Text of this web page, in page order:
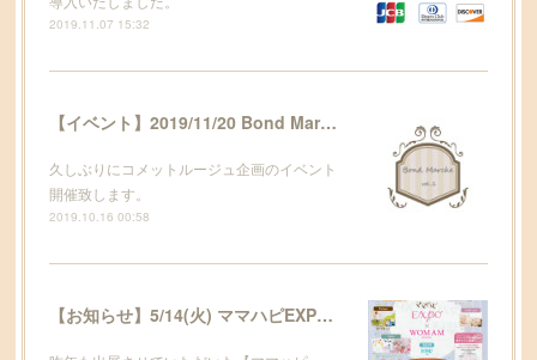
2019.11.07 15:32
【イベント】2019/11/20 Bond Marche vol.1
久しぶりにコメットルージュ企画のイベント
開催致します。
2019.10.16 00:58
【お知らせ】5/14(火) ママハピEXPO in ペリエ千葉